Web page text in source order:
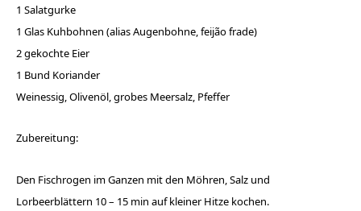
1 Salatgurke
1 Glas Kuhbohnen (alias Augenbohne, feijão frade)
2 gekochte Eier
1 Bund Koriander
Weinessig, Olivenöl, grobes Meersalz, Pfeffer
Zubereitung:
Den Fischrogen im Ganzen mit den Möhren, Salz und
Lorbeerblättern 10 – 15 min auf kleiner Hitze kochen.